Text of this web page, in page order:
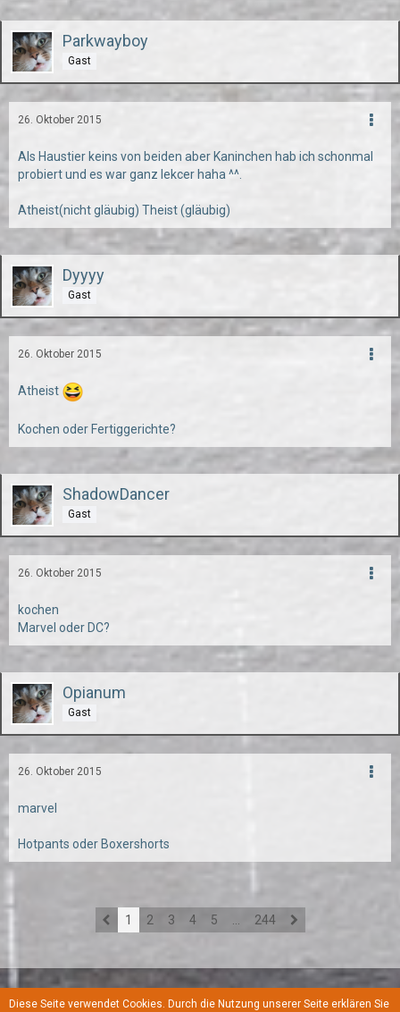
Parkwayboy
Gast
26. Oktober 2015
Als Haustier keins von beiden aber Kaninchen hab ich schonmal
probiert und es war ganz lekcer haha ^^.
Atheist(nicht gläubig) Theist (gläubig)
Dyyyy
Gast
26. Oktober 2015
Atheist
Kochen oder Fertiggerichte?
ShadowDancer
Gast
26. Oktober 2015
kochen
Marvel oder DC?
Opianum
Gast
26. Oktober 2015
marvel
Hotpants oder Boxershorts
1 2 3 4 5 244
Diese Seite verwendet Cookies. Durch die Nutzung unserer Seite erklären Sie